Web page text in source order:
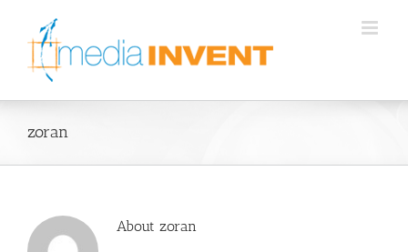
content
zoran
About zoran